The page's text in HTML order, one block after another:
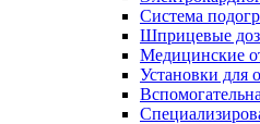
Cистема
Шприцевые
Медицинские
Установки для